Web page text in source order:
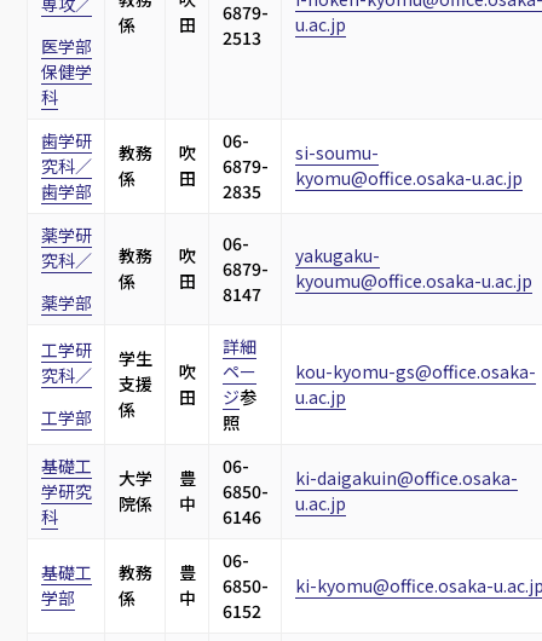
医学部
保健学
科
係
田
6879-
2513
u.ac.jp
歯学研
究科／
歯学部
教務
係
吹
田
06-
6879-
2835
si-soumu-
kyomu@office.osaka-u.ac.jp
薬学研
究科／
薬学部
教務
係
吹
田
06-
6879-
8147
yakugaku-
kyoumu@office.osaka-u.ac.jp
工学研
究科／
工学部
学生
支援
係
吹
田
詳細
ペー
ジ参
照
kou-kyomu-gs@office.osaka-
u.ac.jp
基礎工
学研究
科
大学
院係
豊
中
06-
6850-
6146
ki-daigakuin@office.osaka-
u.ac.jp
基礎工
学部
教務
係
豊
中
06-
6850-
6152
ki-kyomu@office.osaka-